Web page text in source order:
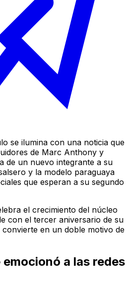
se ilumina con una noticia que
de Marc Anthony y
de un nuevo integrante a su
y la modelo paraguaya
que esperan a su segundo
el crecimiento del núcleo
con el tercer aniversario de su
en un doble motivo de
a las redes